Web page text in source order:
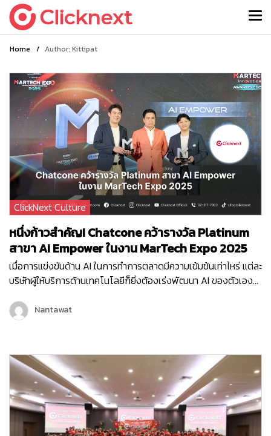
Home / Author: Kittipat
ClickNext Culture
หนึ่งก้าวสำคัญ! Chatcone คว้ารางวัล Platinum
สาขา AI Empower ในงาน MarTech Expo 2025
เมื่อการแข่งขันด้าน AI ในการทำการตลาดมีความเข้มข้นเท่าไหร่ แต่ละ
บริษัทผู้ให้บริการด้านเทคโนโลยีก็ยิ่งต้องเร่งพัฒนา AI ของตัวเอง
เป็นอีกหนึ่งก้าวสำคัญของบริษัท คลิกเน็กซ์ เทคโนโลยี จำกัด เพราะ
Chatcone ของเรา คว้ารางวัล AI Empower ระดับ Platinum ใน
Nantawat